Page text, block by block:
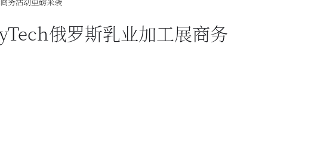
俄罗斯乳业加工展商务